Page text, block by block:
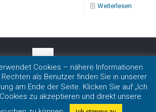
Weiterlesen
Impressum| Datenschutz
LmDR e.V. in Nordrhein-Westfalen
Cookies – nähere Informationen
als Benutzer finden Sie in unserer
am Ende der Seite. Klicken Sie auf „Ich
zu akzeptieren und direkt unsere